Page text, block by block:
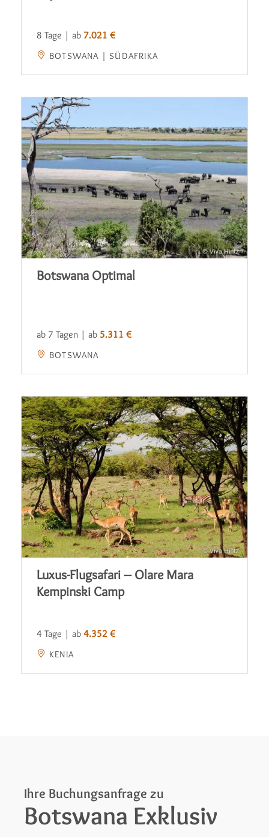
8 Tage | ab 7.021 €
BOTSWANA | SÜDAFRIKA
Botswana Optimal
ab 7 Tagen | ab 5.311 €
BOTSWANA
Luxus-Flugsafari – Olare Mara
Kempinski Camp
4 Tage | ab 4.352 €
KENIA
Ihre Buchungsanfrage zu
Botswana Exklusiv